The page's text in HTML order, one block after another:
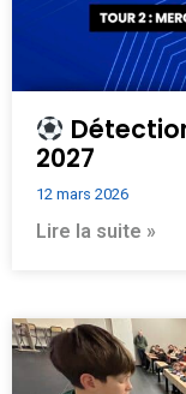
2027
12 mars 2026
Lire la suite »